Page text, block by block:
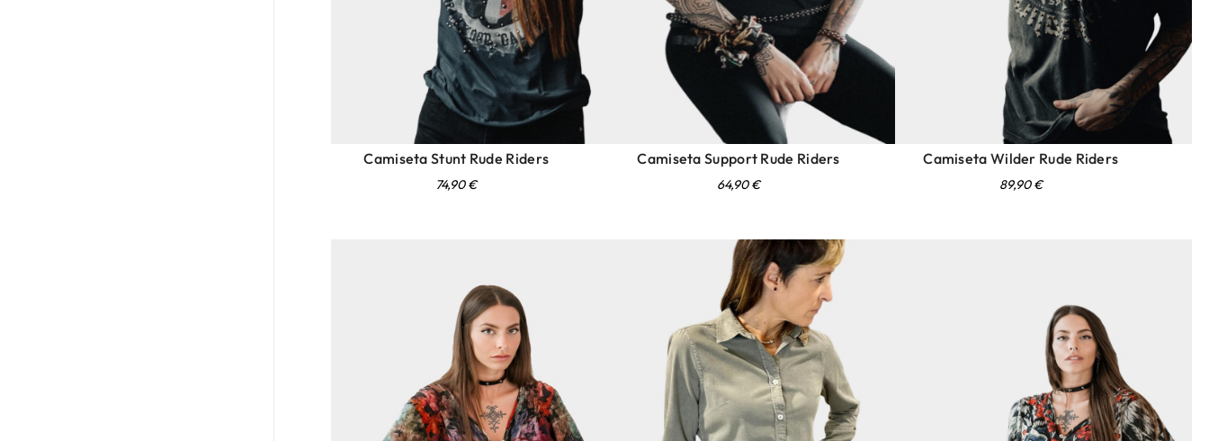
Camiseta Stunt Rude Riders
74,90€
Camiseta Support Rude Riders
64,90€
Camiseta Wilder Rude Riders
89,90€